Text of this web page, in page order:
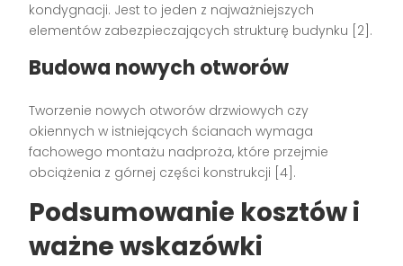
kondygnacji. Jest to jeden z najważniejszych
elementów zabezpieczających strukturę budynku [2].
Budowa nowych otworów
Tworzenie nowych otworów drzwiowych czy
okiennych w istniejących ścianach wymaga
fachowego montażu nadproża, które przejmie
obciążenia z górnej części konstrukcji [4].
Podsumowanie kosztów i
ważne wskazówki